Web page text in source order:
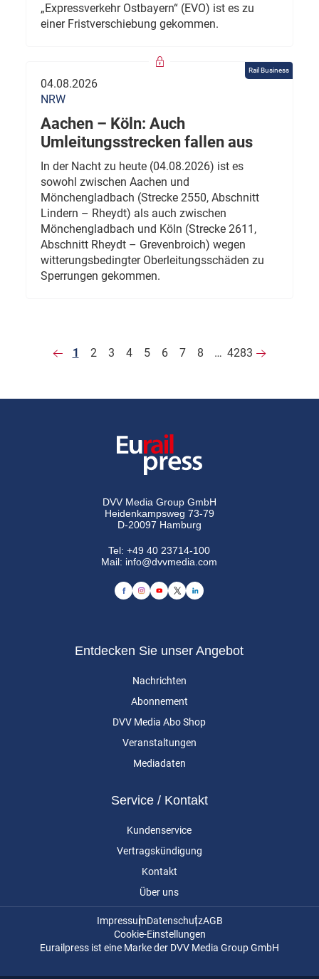
„Expressverkehr Ostbayern“ (EVO) ist es zu
einer Fristverschiebung gekommen.
Rail Business
04.08.2026
NRW
Aachen – Köln: Auch
Umleitungsstrecken fallen aus
In der Nacht zu heute (04.08.2026) ist es
sowohl zwischen Aachen und
Mönchengladbach (Strecke 2550, Abschnitt
Lindern – Rheydt) als auch zwischen
Mönchengladbach und Köln (Strecke 2611,
Abschnitt Rheydt – Grevenbroich) wegen
witterungsbedingter Oberleitungsschäden zu
Sperrungen gekommen.
1 2 3 4 5 6 7 8 … 4283
DVV Media Group GmbH
Heidenkampsweg 73-79
D-20097 Hamburg
Tel:+49 40 23714-100
Mail: info@dvvmedia.com
Entdecken Sie unser Angebot
Nachrichten
Abonnement
DVV Media Abo Shop
Veranstaltungen
Mediadaten
Service / Kontakt
Kundenservice
Vertragskündigung
Kontakt
Über uns
ImpressumDatenschutzAGB
Cookie-Einstellungen
Eurailpress ist eine Marke der DVV Media Group GmbH